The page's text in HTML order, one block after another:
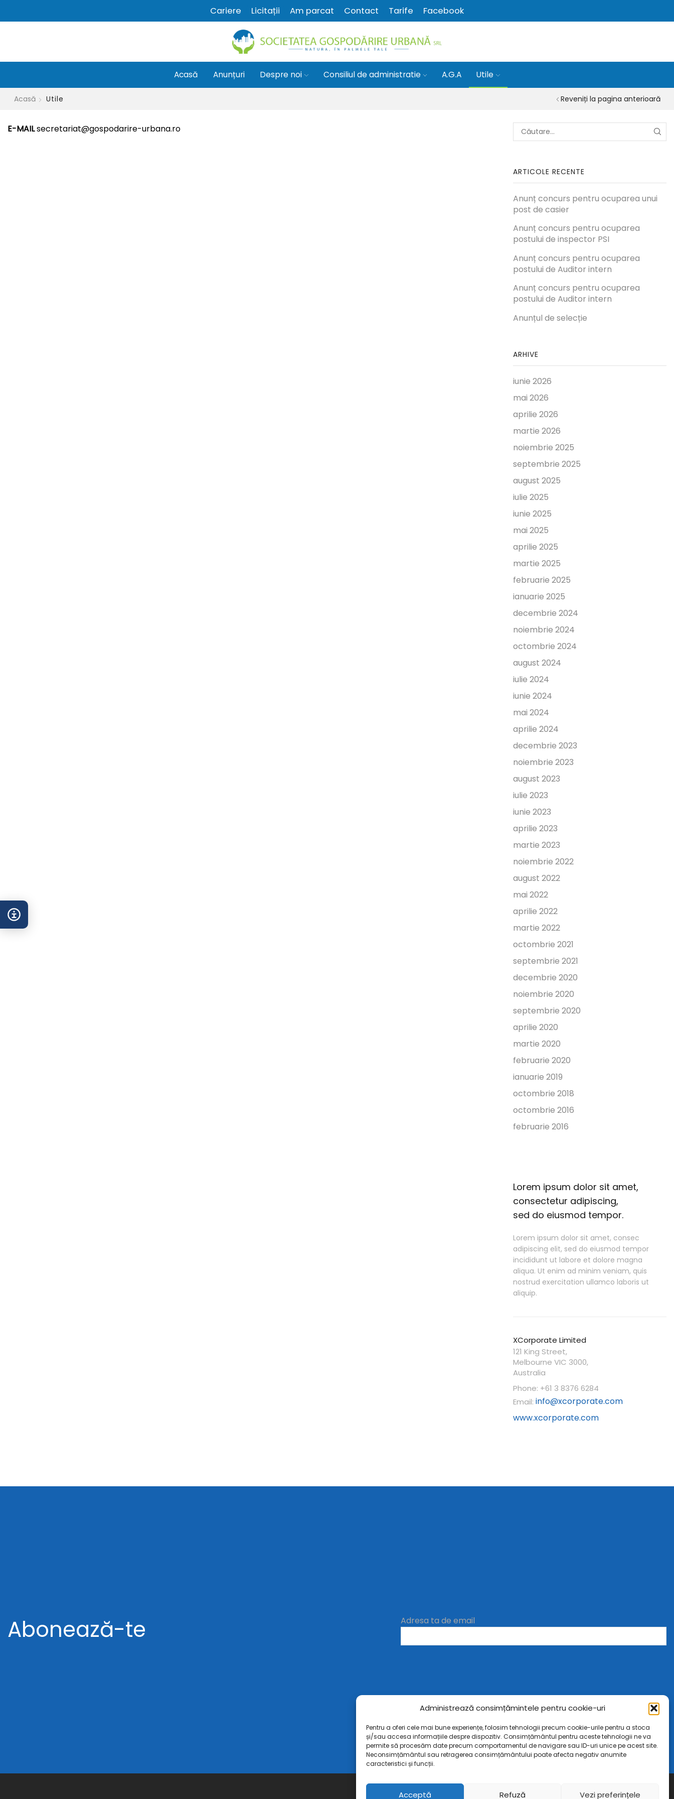
Administrează consimțămintele pentru cookie-uri
Pentru a oferi cele mai bune experiențe, folosim tehnologii precum cookie-urile pentru a stoca
și/sau accesa informațiile despre dispozitiv. Consimțământul pentru aceste tehnologii ne va
permite să procesăm date precum comportamentul de navigare sau ID-uri unice pe acest site.
Neconsimțământul sau retragerea consimțământului poate afecta negativ anumite
caracteristici și funcții.
Acceptă Refuză Vezi preferințele
Cariere Licitații Am parcat Contact Tarife Facebook
Acasă Anunțuri Despre noi Consiliul de administratie A.G.A Utile
Reveniți la pagina anterioară
Acasă Utile
E-MAILsecretariat@gospodarire-urbana.ro
ARTICOLE RECENTE
Anunț concurs pentru ocuparea unui
post de casier
Anunț concurs pentru ocuparea
postului de inspector PSI
Anunț concurs pentru ocuparea
postului de Auditor intern
Anunț concurs pentru ocuparea
postului de Auditor intern
Anunțul de selecție
ARHIVE
iunie 2026
mai 2026
aprilie 2026
martie 2026
noiembrie 2025
septembrie 2025
august 2025
iulie 2025
iunie 2025
mai 2025
aprilie 2025
martie 2025
februarie 2025
ianuarie 2025
decembrie 2024
noiembrie 2024
octombrie 2024
august 2024
iulie 2024
iunie 2024
mai 2024
aprilie 2024
decembrie 2023
noiembrie 2023
august 2023
iulie 2023
iunie 2023
aprilie 2023
martie 2023
noiembrie 2022
august 2022
mai 2022
aprilie 2022
martie 2022
octombrie 2021
septembrie 2021
decembrie 2020
noiembrie 2020
septembrie 2020
aprilie 2020
martie 2020
februarie 2020
ianuarie 2019
octombrie 2018
octombrie 2016
februarie 2016
Lorem ipsum dolor sit amet,
consectetur adipiscing,
sed do eiusmod tempor.
Lorem ipsum dolor sit amet, consec
adipiscing elit, sed do eiusmod tempor
incididunt ut labore et dolore magna
aliqua. Ut enim ad minim veniam, quis
nostrud exercitation ullamco laboris ut
aliquip.
XCorporate Limited
121 King Street,
Melbourne VIC 3000,
Australia
Phone: +61 3 8376 6284
Email: info@xcorporate.com
www.xcorporate.com
Abonează-te Adresa ta de email